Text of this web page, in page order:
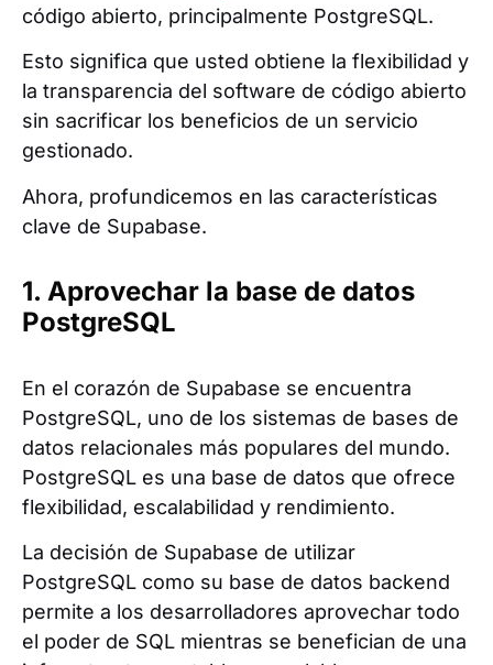
código abierto, principalmente PostgreSQL.
Esto significa que usted obtiene la flexibilidad y
la transparencia del software de código abierto
sin sacrificar los beneficios de un servicio
gestionado.
Ahora, profundicemos en las características
clave de Supabase.
1. Aprovechar la base de datos
PostgreSQL
En el corazón de Supabase se encuentra
PostgreSQL, uno de los sistemas de bases de
datos relacionales más populares del mundo.
PostgreSQL es una base de datos que ofrece
flexibilidad, escalabilidad y rendimiento.
La decisión de Supabase de utilizar
PostgreSQL como su base de datos backend
permite a los desarrolladores aprovechar todo
el poder de SQL mientras se benefician de una